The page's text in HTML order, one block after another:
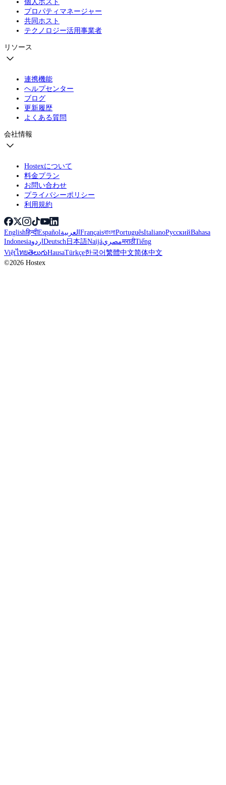
プロパティマネージャー
共同ホスト
テクノロジー活用事業者
リソース
連携機能
ヘルプセンター
ブログ
更新履歴
よくある質問
会社情報
Hostexについて
料金プラン
お問い合わせ
プライバシーポリシー
利用規約
Englishहिन्दीEspañolالعربيةFrançaisবাংলাPortuguêsItalianoРусскийBahasa
IndonesiaاردوDeutsch日本語NaijáمصريमराठीTiếng
ViệtไทยతెలుగుHausaTürkçe한국어繁體中文简体中文
©2026 Hostex